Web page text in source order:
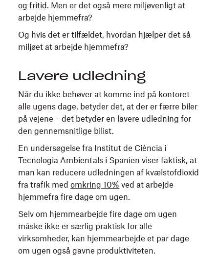
og fritid . Men er det også mere miljøvenligt at
arbejde hjemmefra?
Og hvis det er tilfældet, hvordan hjælper det så
miljøet at arbejde hjemmefra?
Lavere udledning
Når du ikke behøver at komme ind på kontoret
alle ugens dage, betyder det, at der er færre biler
på vejene – det betyder en lavere udledning for
den gennemsnitlige bilist.
En undersøgelse fra Institut de Ciència i
Tecnologia Ambientals i Spanien viser faktisk, at
man kan reducere udledningen af kvælstofdioxid
fra trafik medomkring 10% ved at arbejde
hjemmefra fire dage om ugen.
Selv om hjemmearbejde fire dage om ugen
måske ikke er særlig praktisk for alle
virksomheder, kan hjemmearbejde et par dage
om ugen også gavne produktiviteten.